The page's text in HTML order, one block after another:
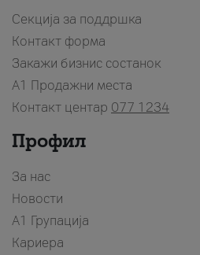
Секција за поддршка
Контакт форма
Закажи бизнис состанок
A1 Продажни места
Контакт центар 077 1234
Профил
За нас
Новости
А1 Групација
Кариера